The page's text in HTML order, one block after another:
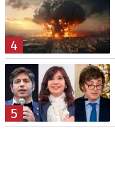
4
5